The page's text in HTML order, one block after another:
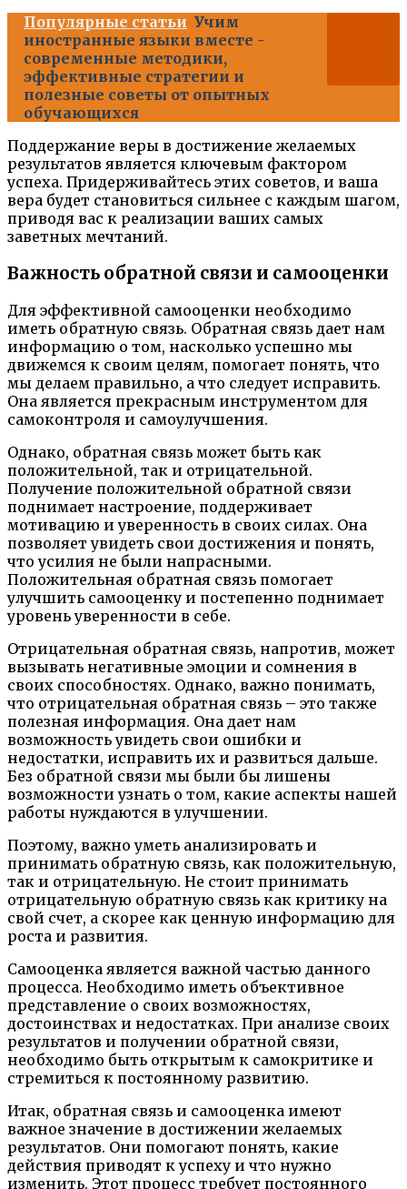
Популярные статьи Учим
иностранные языки вместе -
современные методики,
эффективные стратегии и
полезные советы от опытных
обучающихся
Поддержание веры в достижение желаемых
результатов является ключевым фактором
успеха. Придерживайтесь этих советов, и ваша
вера будет становиться сильнее с каждым шагом,
приводя вас к реализации ваших самых
заветных мечтаний.
Важность обратной связи и самооценки
Для эффективной самооценки необходимо
иметь обратную связь. Обратная связь дает нам
информацию о том, насколько успешно мы
движемся к своим целям, помогает понять, что
мы делаем правильно, а что следует исправить.
Она является прекрасным инструментом для
самоконтроля и самоулучшения.
Однако, обратная связь может быть как
положительной, так и отрицательной.
Получение положительной обратной связи
поднимает настроение, поддерживает
мотивацию и уверенность в своих силах. Она
позволяет увидеть свои достижения и понять,
что усилия не были напрасными.
Положительная обратная связь помогает
улучшить самооценку и постепенно поднимает
уровень уверенности в себе.
Отрицательная обратная связь, напротив, может
вызывать негативные эмоции и сомнения в
своих способностях. Однако, важно понимать,
что отрицательная обратная связь – это также
полезная информация. Она дает нам
возможность увидеть свои ошибки и
недостатки, исправить их и развиться дальше.
Без обратной связи мы были бы лишены
возможности узнать о том, какие аспекты нашей
работы нуждаются в улучшении.
Поэтому, важно уметь анализировать и
принимать обратную связь, как положительную,
так и отрицательную. Не стоит принимать
отрицательную обратную связь как критику на
свой счет, а скорее как ценную информацию для
роста и развития.
Самооценка является важной частью данного
процесса. Необходимо иметь объективное
представление о своих возможностях,
достоинствах и недостатках. При анализе своих
результатов и получении обратной связи,
необходимо быть открытым к самокритике и
стремиться к постоянному развитию.
Итак, обратная связь и самооценка имеют
важное значение в достижении желаемых
результатов. Они помогают понять, какие
действия приводят к успеху и что нужно
изменить. Этот процесс требует постоянного